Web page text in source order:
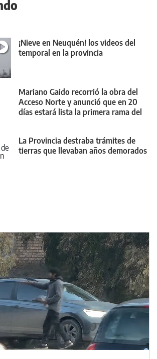
¡Nieve en Neuquén! los videos del
temporal en la provincia
Mariano Gaido recorrió la obra del
Acceso Norte y anunció que en 20
días estará lista la primera rama del
La Provincia destraba trámites de
tierras que llevaban años demorados